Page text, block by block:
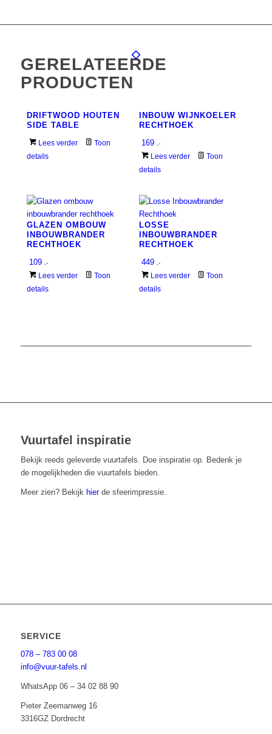
GERELATEERDE
PRODUCTEN
DRIFTWOOD HOUTEN
SIDE TABLE
Lees verder
Toon
details
INBOUW WIJNKOELER
RECHTHOEK
169
,-
Lees verder
Toon
details
GLAZEN OMBOUW
INBOUWBRANDER
RECHTHOEK
109
,-
Lees verder
Toon
details
LOSSE
INBOUWBRANDER
RECHTHOEK
449
,-
Lees verder
Toon
details
Vuurtafel inspiratie
Bekijk reeds geleverde vuurtafels. Doe inspiratie op. Bedenk je
de mogelijkheden die vuurtafels bieden.
Meer zien? Bekijk hierde sfeerimpressie.
SERVICE
078 – 783 00 08
info@vuur-tafels.nl
WhatsApp 06 – 34 02 88 90
Pieter Zeemanweg 16
3316GZ Dordrecht